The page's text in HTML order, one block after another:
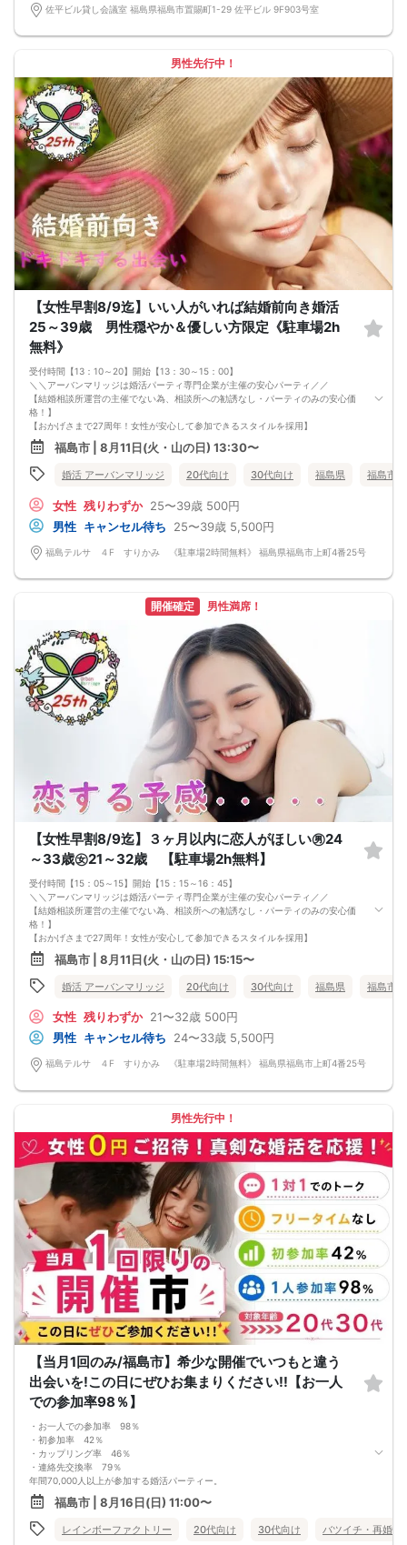
ただけません。 ・充電器の貸し出しは行っておりません。 【ご来場に際して】
渋滞や駐車場満車による遅刻が増えております。お車でお越しになる場合は開始
更されませんのでご安心ください。
佐平ビル貸し会議室 福島県福島市置賜町1-29 佐平ビル 9F903号室
男性先行中！
【女性早割8/9迄】いい人がいれば結婚前向き婚活
25～39歳 男性穏やか＆優しい方限定《駐車場2h
無料》
受付時間【13：10～20】開始【13：30～15：00】
＼＼アーバンマリッジは婚活パーティ専門企業が主催の安心パーティ／／
【結婚相談所運営の主催でない為、相談所への勧誘なし・パーティのみの安心価
格！】
【おかげさまで27周年！女性が安心して参加できるスタイルを採用】
・フリータイムなし・人前での告白なし
・女性の移動なし
・女性先退出の出待ちNG対応
・連絡先交換自由・交換強要NG 等
◆◇第一印象はシステム分析で明瞭なカップル指名サポート※オリジナル 天使の
カード発行
◆◇ドレスコードなし！カジュアルスタイルでＯＫ！
◆◇男女バランス調整 最大でも±3名様までに調整いたします。
【人数調整が必要な企画ですので予定確定の上ご予約お願いいたします。キャン
ます。必ずキャンセルポリシーをご確認ください。】
各最低3名様以上の異性の方と出会える企画です。
【中止判断タイミング】
開始時間の最低4時間前
福島市 | 8月11日(火・山の日) 13:30〜
婚活 アーバンマリッジ 20代向け 30代向け 福島県 福島市
女性 残りわずか 25〜39歳 500円
男性 キャンセル待ち 25〜39歳 5,500円
福島テルサ ４F すりかみ 《駐車場2時間無料》 福島県福島市上町4番25号
開催確定 男性満席！
【女性早割8/9迄】３ヶ月以内に恋人がほしい㊚24
～33歳㊛21～32歳 【駐車場2h無料】
受付時間【15：05～15】開始【15：15～16：45】
＼＼アーバンマリッジは婚活パーティ専門企業が主催の安心パーティ／／
【結婚相談所運営の主催でない為、相談所への勧誘なし・パーティのみの安心価
格！】
【おかげさまで27周年！女性が安心して参加できるスタイルを採用】
・フリータイムなし・人前での告白なし
・女性の移動なし
・女性先退出の出待ちNG対応
・連絡先交換自由・交換強要NG 等
◆◇第一印象はシステム分析で明瞭なカップル指名サポート※オリジナル 天使の
カード発行
◆◇ドレスコードなし！カジュアルスタイルでＯＫ！
◆◇男女バランス調整 最大でも±3名様までに調整いたします。
【人数調整が必要な企画ですので予定確定の上ご予約お願いいたします。キャン
ます。必ずキャンセルポリシーをご確認ください。】
各最低3名様以上の異性の方と出会える企画です。
【中止判断タイミング】
開始時間の最低4時間前
福島市 | 8月11日(火・山の日) 15:15〜
婚活 アーバンマリッジ 20代向け 30代向け 福島県 福島市
女性 残りわずか 21〜32歳 500円
男性 キャンセル待ち 24〜33歳 5,500円
福島テルサ ４F すりかみ 《駐車場2時間無料》 福島県福島市上町4番25号
男性先行中！
【当月1回のみ/福島市】希少な開催でいつもと違う
出会いを!この日にぜひお集まりください!!【お一人
での参加率98％】
・お一人での参加率 98％
・初参加率 42％
・カップリング率 46％
・連絡先交換率 79％
年間70,000人以上が参加する婚活パーティー。
お一人で参加されることを考えたスタイルで、98％の方がお一人で参加されてい
ます。
真剣に婚活されている方だけを対象とした小規模な婚活イベントで、空いた時間
を利用してお気軽に婚活が可能です。
福島市 | 8月16日(日) 11:00〜
レインボーファクトリー 20代向け 30代向け バツイチ・再婚